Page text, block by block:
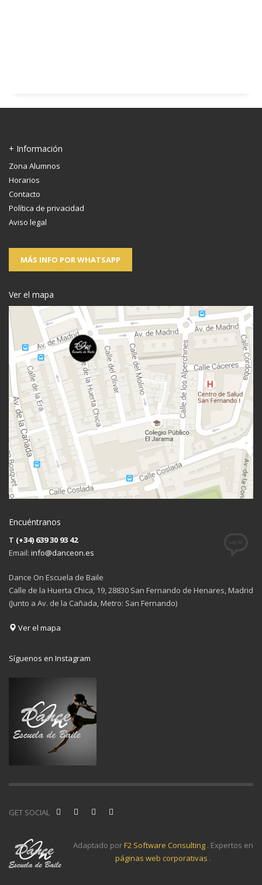
+ Información
Zona Alumnos
Horarios
Contacto
Política de privacidad
Aviso legal
MÁS INFO POR WHATSAPP
Ver el mapa
Encuéntranos
T (+34) 639 30 93 42
Email: info@danceon.es
Dance On Escuela de Baile
Calle de la Huerta Chica, 19, 28830 San Fernando de Henares, Madrid
(Junto a Av. de la Cañada, Metro: San Fernando)
Ver el mapa
Síguenos en Instagram
GET SOCIAL
Adaptado porF2 Software Consulting . Expertos en
páginas web corporativas .